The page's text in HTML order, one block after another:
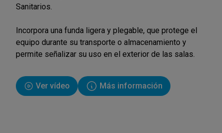
Sanitarios.
Incorpora una funda ligera y plegable, que protege el
equipo durante su transporte o almacenamiento y
permite señalizar su uso en el exterior de las salas.
Ver vídeo Más información